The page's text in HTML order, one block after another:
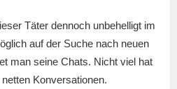
Täter dennoch unbehelligt im
auf der Suche nach neuen
man seine Chats. Nicht viel hat
Konversationen.